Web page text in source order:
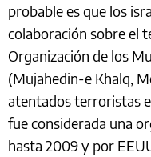
probable es que los
colaboración sobre el
Organización de los
(Mujahedin-e Khalq,
atentados terroristas
fue considerada una
hasta 2009 y por